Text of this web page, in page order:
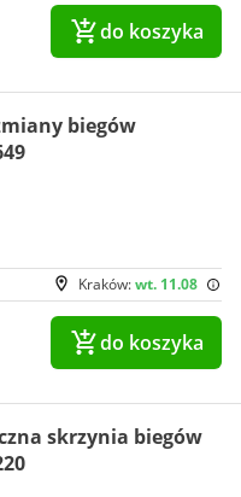
do koszyka
biegów
Kraków:wt. 11.08
do koszyka
skrzynia biegów